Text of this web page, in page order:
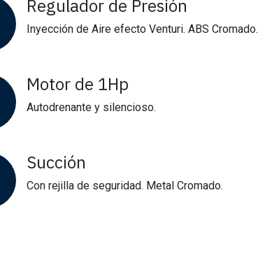
Regulador de Presión
Inyección de Aire efecto Venturi. ABS Cromado.
Motor de 1Hp
Autodrenante y silencioso.
Succión
Con rejilla de seguridad. Metal Cromado.